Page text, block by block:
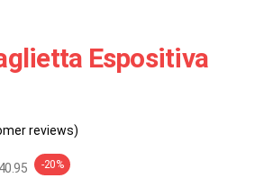
Espositiva
reviews)
-20%